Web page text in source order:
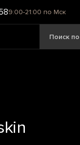
9:00-21:00 по Мск